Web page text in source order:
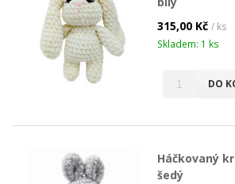
315,00 Kč / ks
Skladem: 1 ks
DO
Háčkovaný
šedý